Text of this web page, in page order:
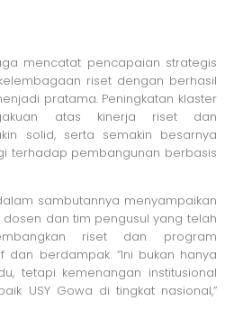
mencatat pencapaian strategis
riset dengan berhasil
pratama. Peningkatan klaster
atas kinerja riset dan
solid, serta semakin besarnya
terhadap pembangunan berbasis
sambutannya menyampaikan
dan tim pengusul yang telah
riset dan program
dan berdampak. “Ini bukan hanya
tetapi kemenangan institusional
USY Gowa di tingkat nasional,”